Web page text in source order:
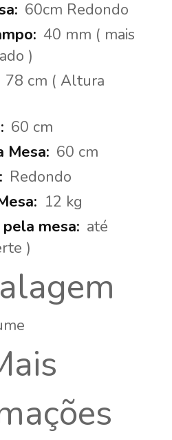
60cm Redondo
40 mm ( mais
)
78 cm ( Altura
60 cm
60 cm
Redondo
12 kg
até
)